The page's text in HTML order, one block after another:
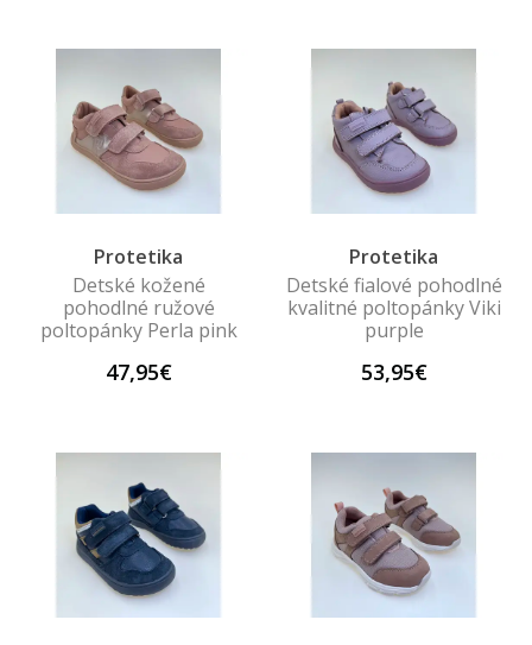
Protetika
Detské kožené
pohodlné ružové
poltopánky Perla pink
47,95€
Protetika
Detské fialové pohodlné
kvalitné poltopánky Viki
purple
53,95€